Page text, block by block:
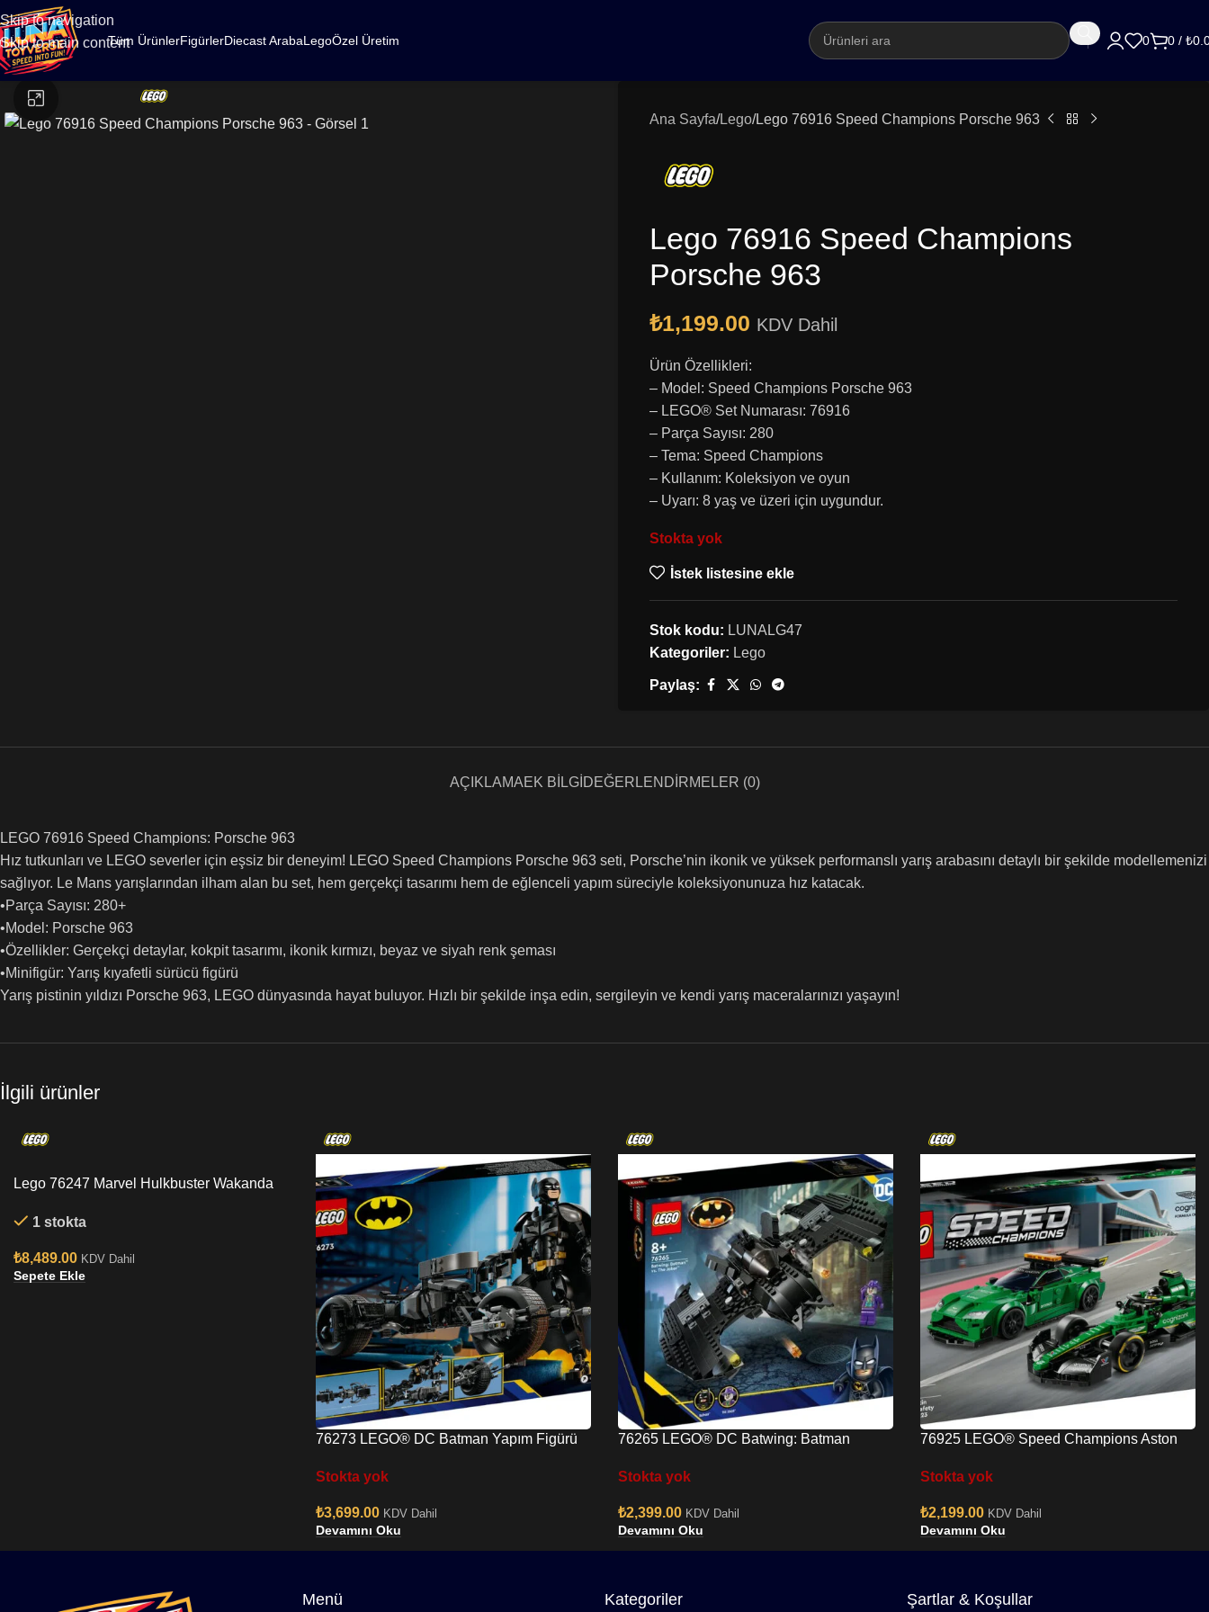
Skip to navigation
Skip to main contentTüm ÜrünlerFigürlerDiecast ArabaLegoÖzel Üretim 0 0 / ₺
Büyütmek için tıklayın
Ana Sayfa Lego Lego 76916 Speed Champions Porsche 963
Lego 76916 Speed Champions
Porsche 963
₺1,199.00 KDV Dahil
Ürün Özellikleri:
– Model: Speed Champions Porsche 963
– LEGO® Set Numarası: 76916
– Parça Sayısı: 280
– Tema: Speed Champions
– Kullanım: Koleksiyon ve oyun
– Uyarı: 8 yaş ve üzeri için uygundur.
Stokta yok
İstek listesine ekle
Stok kodu: LUNALG47
Kategoriler: Lego
Paylaş:
AÇIKLAMAEK BILGI DEĞERLENDIRMELER (0)
LEGO 76916 Speed Champions: Porsche 963
Hız tutkunları ve LEGO severler için eşsiz bir deneyim! LEGO Speed Champions Porsche 963 seti, Porsche’nin ikonik ve yüksek performanslı yarış arabasını detaylı bir şekilde modellemenizi
sağlıyor. Le Mans yarışlarından ilham alan bu set, hem gerçekçi tasarımı hem de eğlenceli yapım süreciyle koleksiyonunuza hız katacak.
•Parça Sayısı: 280+
•Model: Porsche 963
•Özellikler: Gerçekçi detaylar, kokpit tasarımı, ikonik kırmızı, beyaz ve siyah renk şeması
•Minifigür: Yarış kıyafetli sürücü figürü
Yarış pistinin yıldızı Porsche 963, LEGO dünyasında hayat buluyor. Hızlı bir şekilde inşa edin, sergileyin ve kendi yarış maceralarınızı yaşayın!
İlgili ürünler
Lego 76247 Marvel Hulkbuster Wakanda
1 stokta
₺8,489.00 KDV Dahil
Sepete Ekle
76273 LEGO® DC Batman Yapım Figürü
Stokta yok
₺3,699.00 KDV Dahil
Devamını Oku
76265 LEGO® DC Batwing: Batman
Stokta yok
₺2,399.00 KDV Dahil
Devamını Oku
76925 LEGO® Speed Champions Aston
Stokta yok
₺2,199.00 KDV Dahil
Devamını Oku
Menü Kategoriler Şartlar & Koşullar